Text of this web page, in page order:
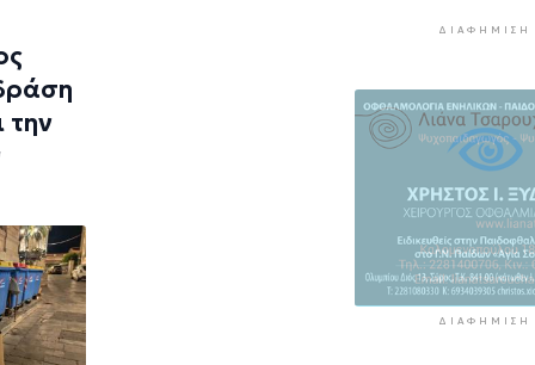
την
Σχολή
UEFA C στη
2 ώρες 19 λεπτά πρίν
ΔΙΑΦΉΜΙΣΗ
ΔΙΑΦΉΜΙΣΗ